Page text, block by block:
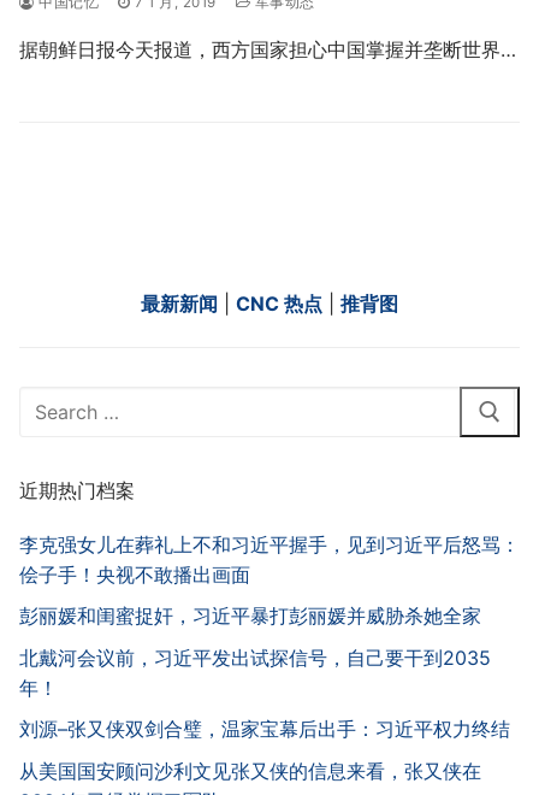
据朝鲜日报今天报道，西方国家担心中国掌握并垄断世界…
最新新闻 CNC 热点 推背图
Search
近期热门档案
李克强女儿在葬礼上不和习近平握手，见到习近平后怒骂：
侩子手！央视不敢播出画面
彭丽媛和闺蜜捉奸，习近平暴打彭丽媛并威胁杀她全家
北戴河会议前，习近平发出试探信号，自己要干到2035
年！
刘源–张又侠双剑合璧，温家宝幕后出手：习近平权力终结
从美国国安顾问沙利文见张又侠的信息来看，张又侠在